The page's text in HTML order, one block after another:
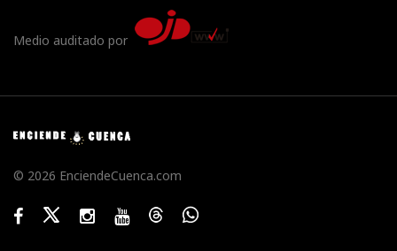
Medio auditado por
© 2026 EnciendeCuenca.com
FacebookTwitterInstagramYoutubeThreadsWhatsApp